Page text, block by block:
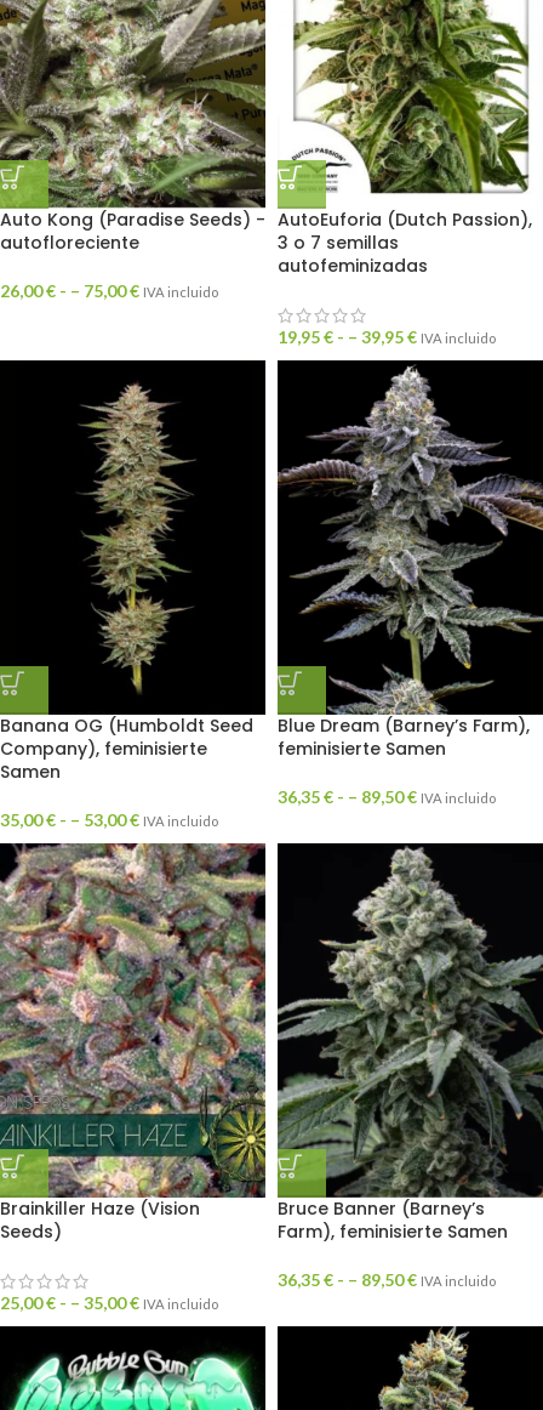
Auto Kong (Paradise Seeds) -
autofloreciente
26,00€ - – 75,00€ IVA incluido
AutoEuforia (Dutch Passion),
3 o 7 semillas
autofeminizadas
19,95€ - – 39,95€ IVA incluido
Banana OG (Humboldt Seed
Company), feminisierte
Samen
35,00€ - – 53,00€ IVA incluido
Blue Dream (Barney’s Farm),
feminisierte Samen
36,35€ - – 89,50€ IVA incluido
Brainkiller Haze (Vision
Seeds)
25,00€ - – 35,00€ IVA incluido
Bruce Banner (Barney’s
Farm), feminisierte Samen
36,35€ - – 89,50€ IVA incluido